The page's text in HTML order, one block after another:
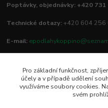
Poptávky, objednávky: +420 731
Technické dotazy:+420 604 256
E-mail:
Prodejna/vzorkovna:
Studio Podlah
Mírové náměstí 16/15
Pro základní funkčnost,
účely a v případě udělení
využíváme soubory cookies.
svém